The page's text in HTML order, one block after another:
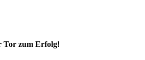
Tor zum Erfolg!